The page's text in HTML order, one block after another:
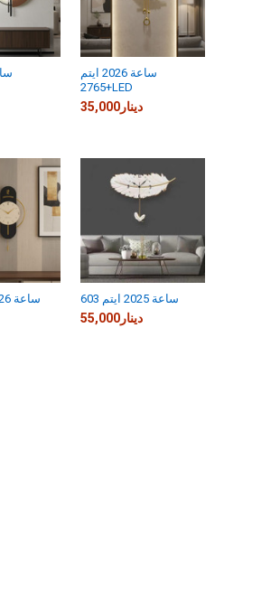
ساعة 2026 ايتم
2765+LED
35,000دينار
ساعة 2026 ايتم 2869 ساعة 2025 ايتم 603
55,000دينار